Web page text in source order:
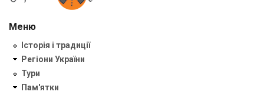
Меню
Історія і традиції
Регіони України
Тури
Пам'ятки